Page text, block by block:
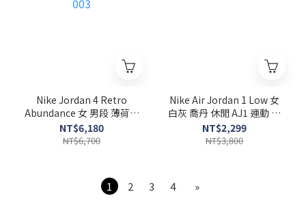
Nike Jordan 4 Retro
Abundance 女 男段 薄荷綠
AJ4 喬丹 籃球鞋 HV0823-
003
NT$6,180
NT$6,700
Nike Air Jordan 1 Low 女
白灰 喬丹 休閒 AJ1 運動 低
筒 休閒鞋 DC0774-103
NT$2,299
NT$3,800
1 2 3 4 »